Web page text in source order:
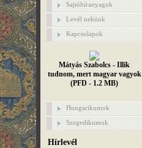
Sajtóhíranyagok
Levél nekünk
Kapcsolapok
Mátyás Szabolcs - Illik
tudnom, mert magyar vagyok
(PFD - 1.2 MB)
Hungarikumok
Szegedikumok
Hírlevél